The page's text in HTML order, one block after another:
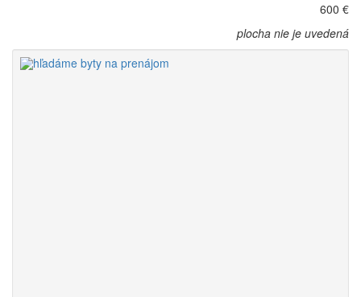
600 €
plocha nie je uvedená